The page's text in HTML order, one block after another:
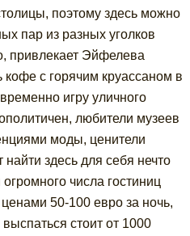
поэтому здесь можно
пар из разных уголков
привлекает Эйфелева
с горячим круассаном в
игру уличного
любители музеев
моды, ценители
найти здесь для себя нечто
числа гостиниц
50-100 евро за ночь,
стоит от 1000